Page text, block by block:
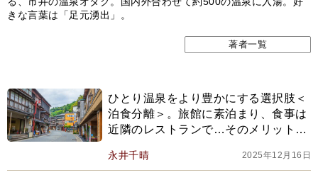
きな言葉は「足元湧出」。
著者一覧
ひとり温泉をより豊かにする選択肢＜
泊食分離＞。旅館に素泊まり、食事は
近隣のレストランで…そのメリットを
永井千晴 2025年12月16日